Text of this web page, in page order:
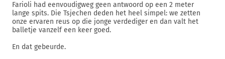
Farioli had eenvoudigweg geen antwoord op een 2 meter
lange spits. Die Tsjechen deden het heel simpel: we zetten
onze ervaren reus op die jonge verdediger en dan valt het
balletje vanzelf een keer goed.
En dat gebeurde.